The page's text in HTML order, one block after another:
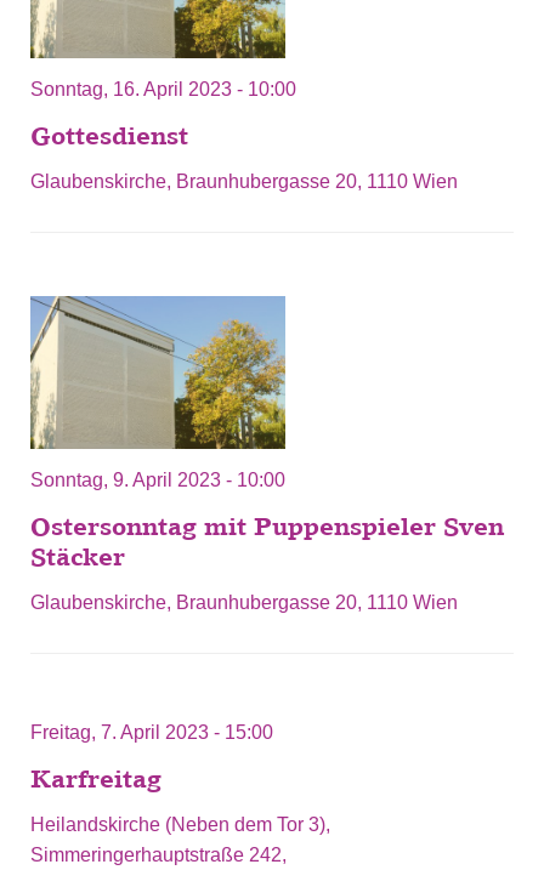
Sonntag, 16. April 2023 - 10:00
Gottesdienst
Glaubenskirche, Braunhubergasse 20, 1110 Wien
Sonntag, 9. April 2023 - 10:00
Ostersonntag mit Puppenspieler Sven
Stäcker
Glaubenskirche, Braunhubergasse 20, 1110 Wien
Freitag, 7. April 2023 - 15:00
Karfreitag
Heilandskirche (Neben dem Tor 3),
Simmeringerhauptstraße 242,